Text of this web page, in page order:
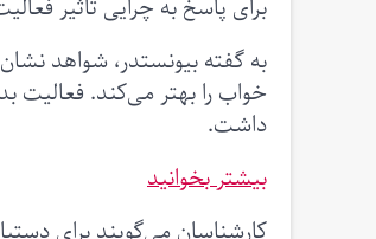
برای پاسخ به چرایی تاثیر
به گفته بیونستدر، شواهد
خواب را بهتر می‌کند. فعالیت
داشت.
بیشتر بخوانید